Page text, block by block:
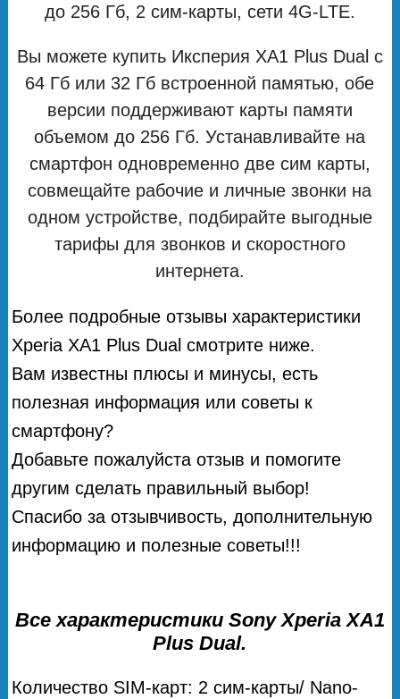
до 256 Гб, 2 сим-карты, сети 4G-LTE.
Вы можете купить Иксперия XA1 Plus Dual с
64 Гб или 32 Гб встроенной памятью, обе
версии поддерживают карты памяти
объемом до 256 Гб. Устанавливайте на
смартфон одновременно две сим карты,
совмещайте рабочие и личные звонки на
одном устройстве, подбирайте выгодные
тарифы для звонков и скоростного
интернета.
Более подробные отзывы характеристики
Xperia XA1 Plus Dual смотрите ниже.
Вам известны плюсы и минусы, есть
полезная информация или советы к
смартфону?
Добавьте пожалуйста отзыв и помогите
другим сделать правильный выбор!
Спасибо за отзывчивость, дополнительную
информацию и полезные советы!!!
Все характеристики Sony Xperia XA1
Plus Dual.
Количество SIM-карт: 2 сим-карты/ Nano-